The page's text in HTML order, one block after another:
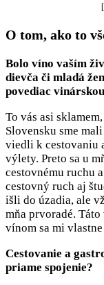
O tom, ako to
Bolo víno vaším
dievča či mladá
povediac
To vás asi
Slovensku sme
viedli k cestovaniu
výlety. Preto sa u
cestovnému ruchu
cestovný ruch aj
išli do úzadia, ale
mňa prvoradé.
vínom sa mi
Cestovanie a
priame spojenie?